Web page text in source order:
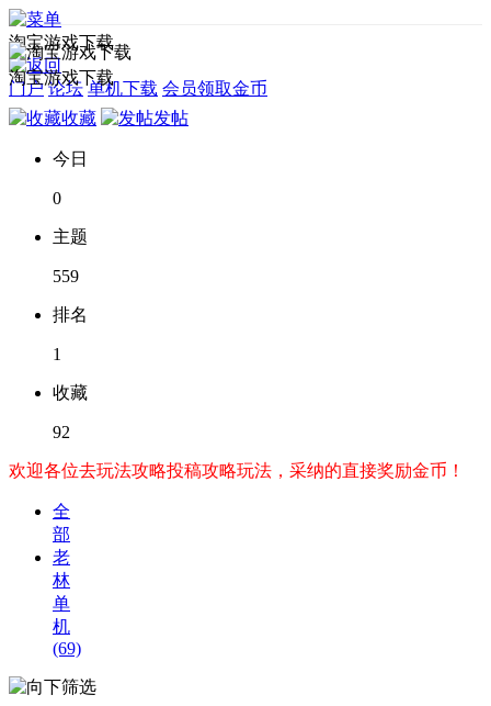
淘宝游戏下载
门户 论坛 单机下载 会员领取金币
淘宝游戏下载
收藏 发帖
今日
0
主题
559
排名
1
收藏
92
欢迎各位去玩法攻略投稿攻略玩法，采纳的直接奖励金币！
全
部
老
林
单
机
(69)
筛选